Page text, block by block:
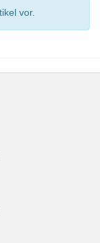
vor.